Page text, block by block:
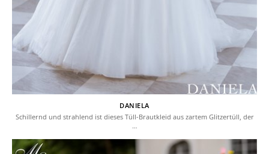
DANIELA
Schillernd und strahlend ist dieses Tüll-Brautkleid aus zartem Glitzertüll, der
…